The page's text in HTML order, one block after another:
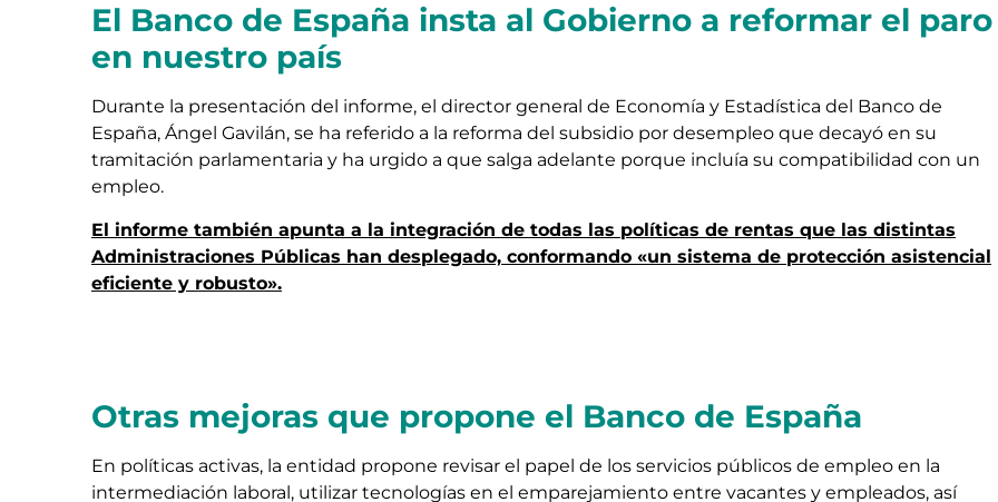
El Banco de España insta al Gobierno a reformar el paro
en nuestro país
Durante la presentación del informe, el director general de Economía y Estadística del Banco de
España, Ángel Gavilán, se ha referido a la reforma del subsidio por desempleo que decayó en su
tramitación parlamentaria y ha urgido a que salga adelante porque incluía su compatibilidad con un
empleo.
El informe también apunta a la integración de todas las políticas de rentas que las distintas
Administraciones Públicas han desplegado, conformando «un sistema de protección asistencial
eficiente y robusto».
Otras mejoras que propone el Banco de España
En políticas activas, la entidad propone revisar el papel de los servicios públicos de empleo en la
intermediación laboral, utilizar tecnologías en el emparejamiento entre vacantes y empleados, así